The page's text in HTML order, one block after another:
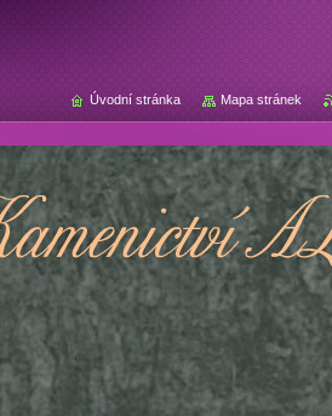
Úvodní stránka Mapa stránek